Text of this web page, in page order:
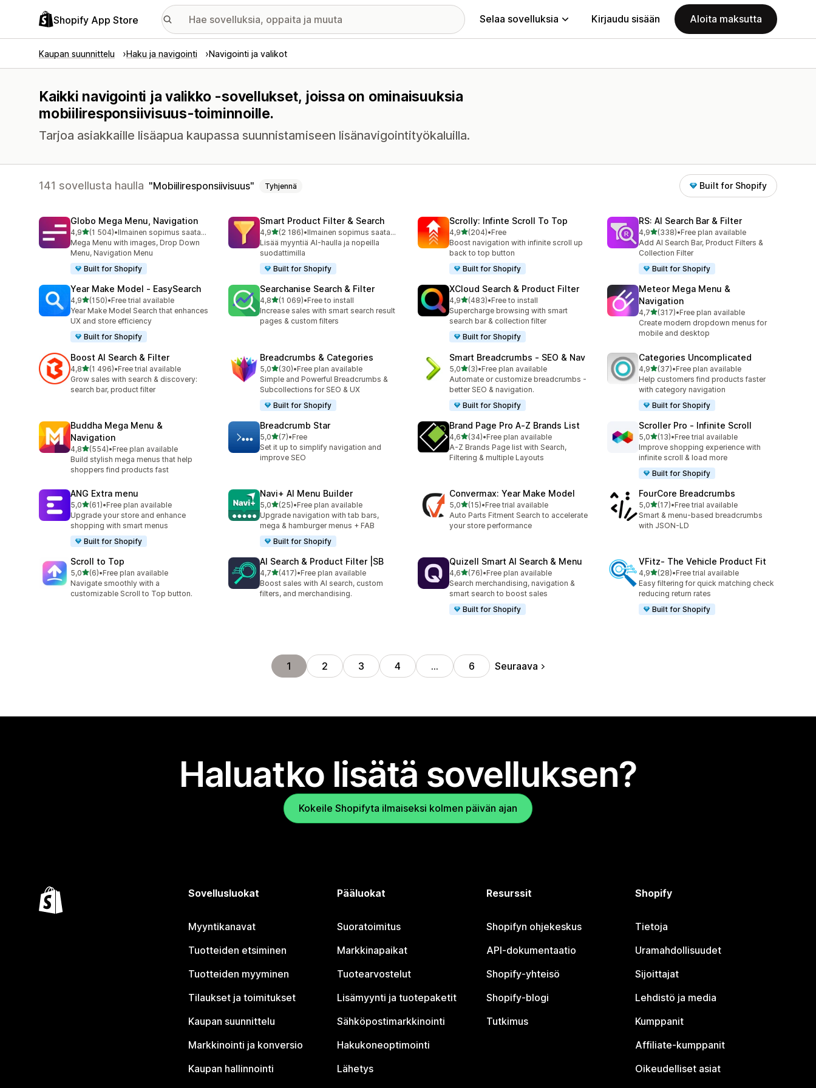
Shopify App Store Selaa sovelluksia Kirjaudu sisään Aloita maksutta
Kaupan suunnittelu Haku ja navigointi Navigointi ja valikot
Kaikki navigointi ja valikko -sovellukset, joissa on ominaisuuksia
mobiiliresponsiivisuus-toiminnoille.
Tarjoa asiakkaille lisäapua kaupassa suunnistamiseen lisänavigointityökaluilla.
141 sovellusta haulla Mobiiliresponsiivisuus Tyhjennä Built for Shopify
Globo Mega Menu, Navigation
4,9/ 5 tähteä
(1 504)
1504 arvostelua yhteensä
•
Ilmainen sopimus saatavilla
Mega Menu with images, Drop Down
Menu, Navigation Menu
Built for Shopify
Smart Product Filter & Search
4,9/ 5 tähteä
(2 186)
2186 arvostelua yhteensä
•
Ilmainen sopimus saatavilla
Lisää myyntiä AI-haulla ja nopeilla
suodattimilla
Built for Shopify
Scrolly: Infinte Scroll To Top
4,9/ 5 tähteä
(204)
204 arvostelua yhteensä
•Free
Boost navigation with infinite scroll up
back to top button
Built for Shopify
RS: AI Search Bar & Filter
4,9/ 5 tähteä
(338)
338 arvostelua yhteensä
•Free plan available
Add AI Search Bar, Product Filters &
Collection Filter
Built for Shopify
Year Make Model ‑ EasySearch
4,9/ 5 tähteä
(150)
150 arvostelua yhteensä
•Free trial available
Year Make Model Search that enhances
UX and store efficiency
Built for Shopify
Searchanise Search & Filter
4,8/ 5 tähteä
(1 069)
1069 arvostelua yhteensä
•Free to install
Increase sales with smart search result
pages & custom filters
XCloud Search & Product Filter
4,9/ 5 tähteä
(483)
483 arvostelua yhteensä
•Free to install
Supercharge browsing with smart
search bar & collection filter
Built for Shopify
Meteor Mega Menu &
Navigation
4,7/ 5 tähteä
(317)
317 arvostelua yhteensä
•Free plan available
Create modern dropdown menus for
mobile and desktop
Boost AI Search & Filter
4,8/ 5 tähteä
(1 496)
1496 arvostelua yhteensä
•Free trial available
Grow sales with search & discovery:
search bar, product filter
Breadcrumbs & Categories
5,0/ 5 tähteä
(30)
30 arvostelua yhteensä
•Free plan available
Simple and Powerful Breadcrumbs &
Subcollections for SEO & UX
Built for Shopify
Smart Breadcrumbs ‑ SEO & Nav
5,0/ 5 tähteä
(3)
3 arvostelua yhteensä
•Free plan available
Automate or customize breadcrumbs -
better SEO & navigation.
Built for Shopify
Categories Uncomplicated
4,9/ 5 tähteä
(37)
37 arvostelua yhteensä
•Free plan available
Help customers find products faster
with category navigation
Built for Shopify
Buddha Mega Menu &
Navigation
4,8/ 5 tähteä
(554)
554 arvostelua yhteensä
•Free plan available
Build stylish mega menus that help
shoppers find products fast
Breadcrumb Star
5,0/ 5 tähteä
(7)
7 arvostelua yhteensä
•Free
Set it up to simplify navigation and
improve SEO
Brand Page Pro A‑Z Brands List
4,6/ 5 tähteä
(34)
34 arvostelua yhteensä
•Free plan available
A-Z Brands Page list with Search,
Filtering & multiple Layouts
Scroller Pro ‑ Infinite Scroll
5,0/ 5 tähteä
(13)
13 arvostelua yhteensä
•Free trial available
Improve shopping experience with
infinite scroll & load more
Built for Shopify
ANG Extra menu
5,0/ 5 tähteä
(61)
61 arvostelua yhteensä
•Free plan available
Upgrade your store and enhance
shopping with smart menus
Built for Shopify
Navi+ AI Menu Builder
5,0/ 5 tähteä
(25)
25 arvostelua yhteensä
•Free plan available
Upgrade navigation with tab bars,
mega & hamburger menus + FAB
Built for Shopify
Convermax: Year Make Model
5,0/ 5 tähteä
(15)
15 arvostelua yhteensä
•Free trial available
Auto Parts Fitment Search to accelerate
your store performance
FourCore Breadcrumbs
5,0/ 5 tähteä
(17)
17 arvostelua yhteensä
•Free trial available
Smart & menu-based breadcrumbs
with JSON-LD
Scroll to Top
5,0/ 5 tähteä
(6)
6 arvostelua yhteensä
•Free plan available
Navigate smoothly with a
customizable Scroll to Top button.
AI Search & Product Filter |SB
4,7/ 5 tähteä
(417)
417 arvostelua yhteensä
•Free plan available
Boost sales with AI search, custom
filters, and merchandising.
Quizell Smart AI Search & Menu
4,6/ 5 tähteä
(76)
76 arvostelua yhteensä
•Free plan available
Search merchandising, navigation &
smart search to boost sales
Built for Shopify
VFitz‑ The Vehicle Product Fit
4,9/ 5 tähteä
(28)
28 arvostelua yhteensä
•Free trial available
Easy filtering for quick matching check
reducing return rates
Built for Shopify
1 2 3 4 … 6 Seuraava
Haluatko lisätä sovelluksen?
Kokeile Shopifyta ilmaiseksi kolmen päivän ajan
Sovellusluokat
Myyntikanavat
Tuotteiden etsiminen
Tuotteiden myyminen
Tilaukset ja toimitukset
Kaupan suunnittelu
Markkinointi ja konversio
Kaupan hallinnointi
Pääluokat
Suoratoimitus
Markkinapaikat
Tuotearvostelut
Lisämyynti ja tuotepaketit
Sähköpostimarkkinointi
Hakukoneoptimointi
Lähetys
Resurssit
Shopifyn ohjekeskus
API-dokumentaatio
Shopify-yhteisö
Shopify-blogi
Tutkimus
Shopify
Tietoja
Uramahdollisuudet
Sijoittajat
Lehdistö ja media
Kumppanit
Affiliate-kumppanit
Oikeudelliset asiat